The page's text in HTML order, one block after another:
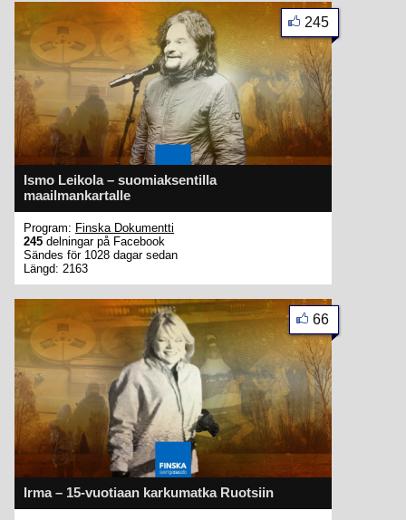
Ismo Leikola – suomiaksentilla
maailmankartalle
245
Program: Finska Dokumentti
245 delningar på Facebook
Sändes för 1028 dagar sedan
Längd: 2163
Irma – 15-vuotiaan karkumatka Ruotsiin
66